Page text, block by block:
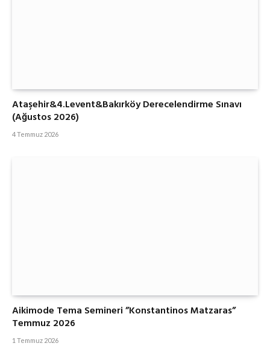
Ataşehir&4.Levent&Bakırköy Derecelendirme Sınavı
(Ağustos 2026)
4 Temmuz 2026
Aikimode Tema Semineri ”Konstantinos Matzaras”
Temmuz 2026
1 Temmuz 2026